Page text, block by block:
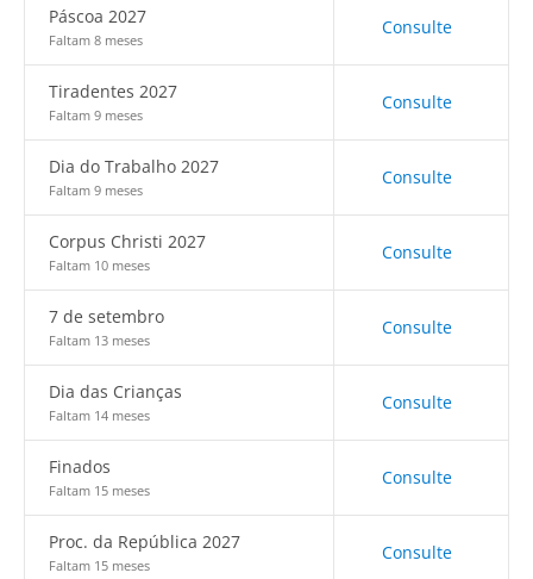
Páscoa 2027
Faltam 8 meses
Consulte
Tiradentes 2027
Faltam 9 meses
Consulte
Dia do Trabalho 2027
Faltam 9 meses
Consulte
Corpus Christi 2027
Faltam 10 meses
Consulte
7 de setembro
Faltam 13 meses
Consulte
Dia das Crianças
Faltam 14 meses
Consulte
Finados
Faltam 15 meses
Consulte
Proc. da República 2027
Faltam 15 meses
Consulte